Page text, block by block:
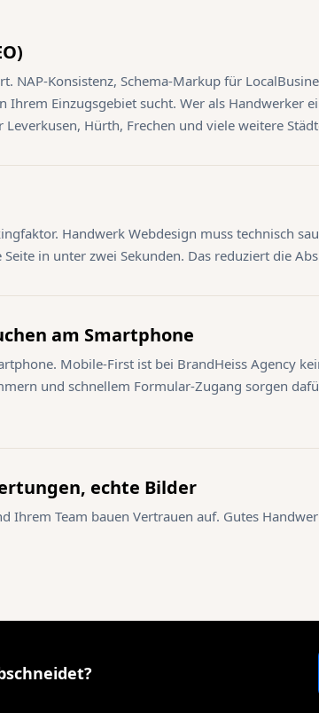
Konsistenz, Schema-Markup für
Einzugsgebiet sucht. Wer als Handwerker
Hürth, Frechen und viele weitere
Handwerk Webdesign muss technisch
in unter zwei Sekunden. Das reduziert die
am Smartphone
Mobile-First ist bei BrandHeiss Agency
und schnellem Formular-Zugang sorgen
echte Bilder
Ihrem Team bauen Vertrauen auf. Gutes